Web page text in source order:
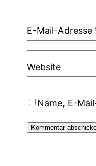
E-Mail-Adresse
Website
Name, E-